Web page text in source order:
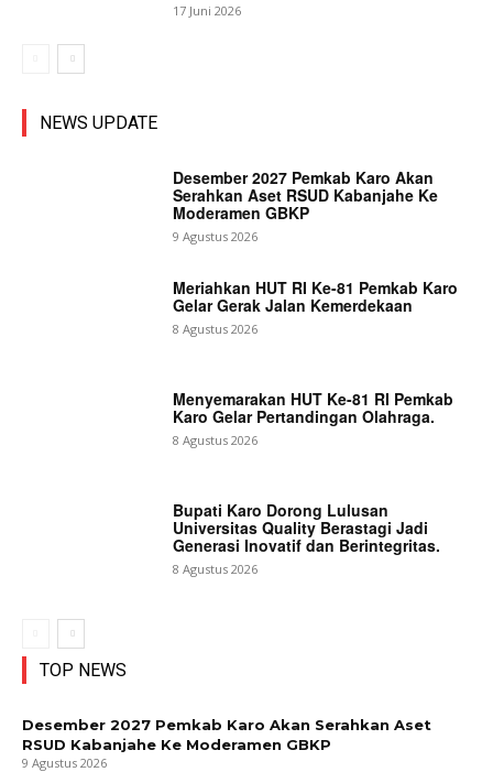
17 Juni 2026
NEWS UPDATE
Desember 2027 Pemkab Karo Akan
Serahkan Aset RSUD Kabanjahe Ke
Moderamen GBKP
9 Agustus 2026
Meriahkan HUT RI Ke-81 Pemkab Karo
Gelar Gerak Jalan Kemerdekaan
8 Agustus 2026
Menyemarakan HUT Ke-81 RI Pemkab
Karo Gelar Pertandingan Olahraga.
8 Agustus 2026
Bupati Karo Dorong Lulusan
Universitas Quality Berastagi Jadi
Generasi Inovatif dan Berintegritas.
8 Agustus 2026
TOP NEWS
Desember 2027 Pemkab Karo Akan Serahkan Aset
RSUD Kabanjahe Ke Moderamen GBKP
9 Agustus 2026